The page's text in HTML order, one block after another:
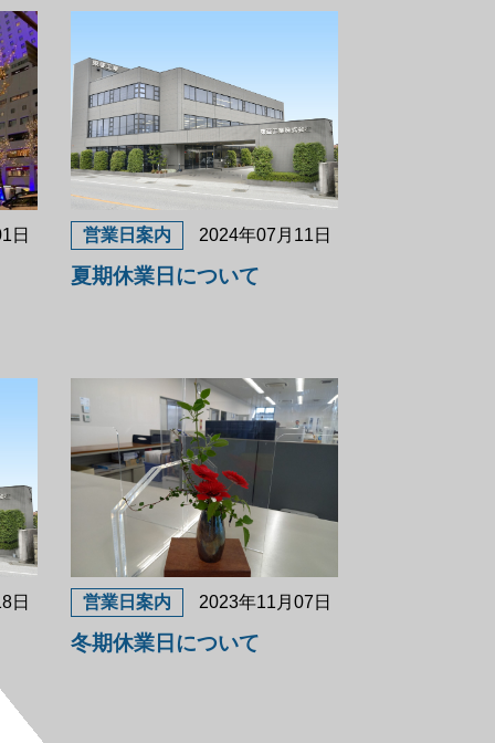
日 営業日案内 2024年07月11日
夏期休業日について
日 営業日案内 2023年11月07日
冬期休業日について